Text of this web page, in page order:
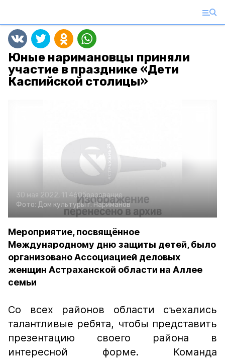
Юные наримановцы приняли
участие в празднике «Дети
Каспийской столицы»
30 мая 2022, 11:46Образование
Фото: Дом культуры г. Нариманов
Мероприятие, посвящённое
Международному дню защиты детей, было
организовано Ассоциацией деловых
женщин Астраханской области на Аллее
семьи
Со всех районов области съехались
талантливые ребята, чтобы представить
презентацию своего района в
интересной форме. Команда